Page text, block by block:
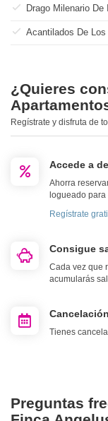
Drago Milenario De
Acantilados De Los
¿Quieres
Regístrate y disfruta de
Accede a
Ahorra
logueado
Regístrate
Consigue
Cada vez que
acumularás
Tienes
Preguntas